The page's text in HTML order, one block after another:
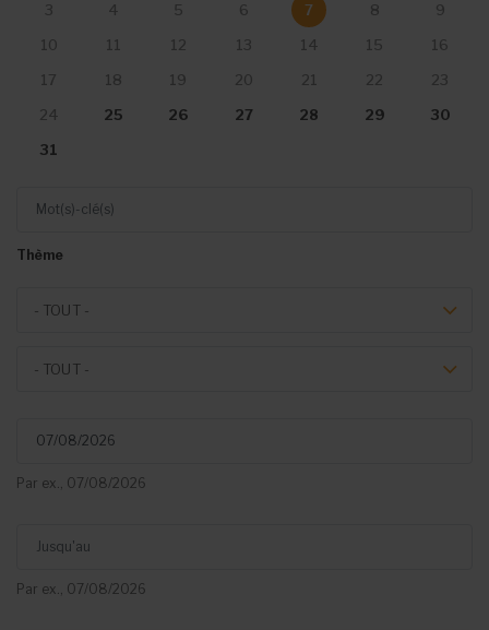
3
4 5 6 7 8
9
10
11 12 13 14 15
16
17
18 19 20 21 22
23
24
25 26 27 28 29
30
31
Thème
- TOUT -
- TOUT -
Par ex., 07/08/2026
Par ex., 07/08/2026